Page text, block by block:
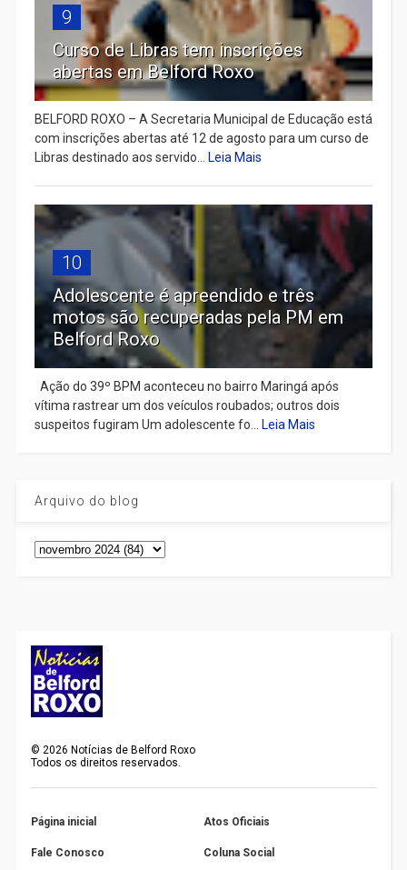
9
Curso de Libras tem inscrições
abertas em Belford Roxo
BELFORD ROXO – A Secretaria Municipal de Educação está
com inscrições abertas até 12 de agosto para um curso de
Libras destinado aos servido... Leia Mais
10
Adolescente é apreendido e três
motos são recuperadas pela PM em
Belford Roxo
Ação do 39º BPM aconteceu no bairro Maringá após
vítima rastrear um dos veículos roubados; outros dois
suspeitos fugiram Um adolescente fo... Leia Mais
Arquivo do blog
©2026 Notícias de Belford Roxo
Todos os direitos reservados.
Página inicial Atos Oficiais
Fale Conosco Coluna Social